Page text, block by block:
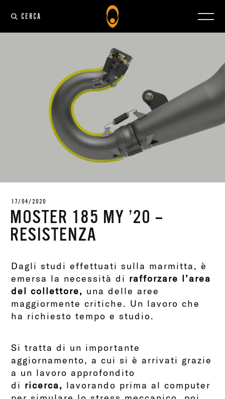
CERCA
17/04/2020
MOSTER 185 MY ’20 –
RESISTENZA
Dagli studi effettuati sulla marmitta, è
emersa la necessità di rafforzare l’area
del collettore, una delle aree
maggiormente critiche. Un lavoro che
ha richiesto tempo e studio.
Si tratta di un importante
aggiornamento, a cui si è arrivati grazie
a un lavoro approfondito
di ricerca, lavorando prima al computer